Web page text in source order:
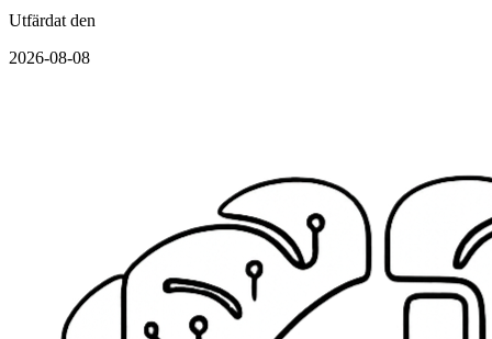
Utfärdat den
2026-08-08